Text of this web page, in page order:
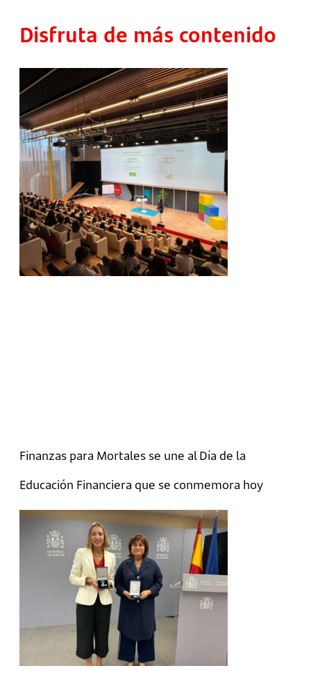
Disfruta de más contenido
Finanzas para Mortales se une al Día de la
Educación Financiera que se conmemora hoy